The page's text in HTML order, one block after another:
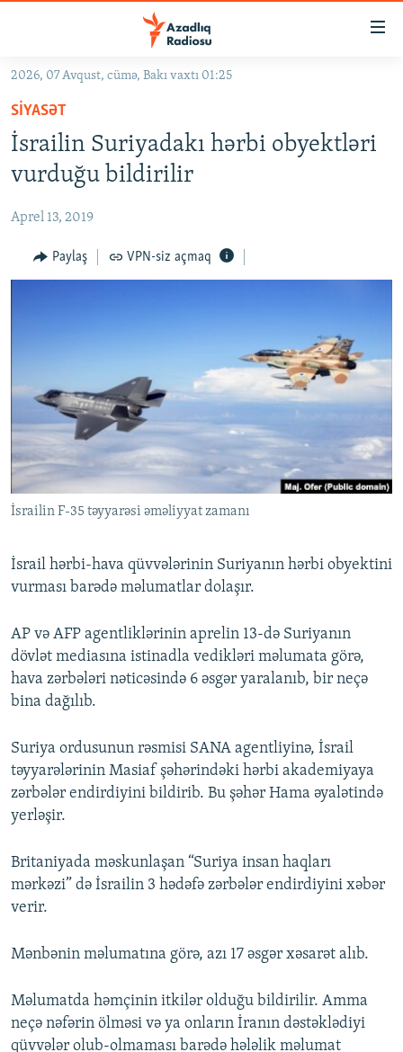
Əsas
qayıt
Əsas
naviqasiyaya
qayıt
Axtarışa
keç
GÜNDƏM
#İZAHLA
KORRUPSIOMETR
#ƏSLINDƏ
FƏRQƏ BAX
QANUNI DOĞRU
FOTOQALEREYA
İNFOQRAFIKA
KARIKATURA
OXU ZALI
AZƏRBAYCAN ƏDƏBIYYATI KITABXANASI
İSLAM VƏ DEMOKRATIYA
İZ - MƏDƏNIYYƏT PROQRAMI
HAQQIMIZDA
MISSIYAMIZ
PEŞƏ ETIKASI VƏ JURNALISTIKA STANDARTLARIMIZ
MATERIALLARIMIZDAN ISTIFADƏ
AZADLIQRADIOSU MOBIL TELEFONUNUZDA
XƏBƏR BÜLLETENLƏRIMIZ
BIZI IZLƏ
RFE/RL-in bütün saytları
2026, 07 Avqust, cümə, Bakı vaxtı 01:25
SIYASƏT
İsrailin Suriyadakı hərbi obyektləri
vurduğu bildirilir
Aprel 13, 2019
Paylaş VPN-siz açmaq
İsrailin F-35 təyyarəsi əməliyyat zamanı
İsrail hərbi-hava qüvvələrinin Suriyanın hərbi obyektini
vurması barədə məlumatlar dolaşır.
AP və AFP agentliklərinin aprelin 13-də Suriyanın
dövlət mediasına istinadla vedikləri məlumata görə,
hava zərbələri nəticəsində 6 əsgər yaralanıb, bir neçə
bina dağılıb.
Suriya ordusunun rəsmisi SANA agentliyinə, İsrail
təyyarələrinin Masiaf şəhərindəki hərbi akademiyaya
zərbələr endirdiyini bildirib. Bu şəhər Hama əyalətində
yerləşir.
Britaniyada məskunlaşan “Suriya insan haqları
mərkəzi” də İsrailin 3 hədəfə zərbələr endirdiyini xəbər
verir.
Mənbənin məlumatına görə, azı 17 əsgər xəsarət alıb.
Məlumatda həmçinin itkilər olduğu bildirilir. Amma
neçə nəfərin ölməsi və ya onların İranın dəstəklədiyi
qüvvələr olub-olmaması barədə hələlik məlumat